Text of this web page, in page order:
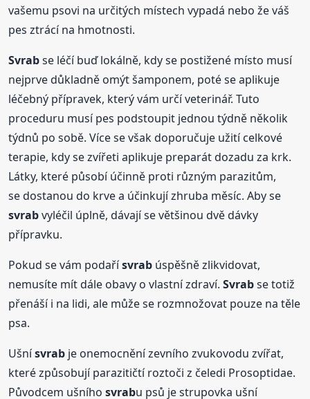
vašemu psovi na určitých místech vypadá nebo že váš
pes ztrácí na hmotnosti.
Svrabse léčí buď lokálně, kdy se postižené místo musí
nejprve důkladně omýt šamponem, poté se aplikuje
léčebný přípravek, který vám určí veterinář. Tuto
proceduru musí pes podstoupit jednou týdně několik
týdnů po sobě. Více se však doporučuje užití celkové
terapie, kdy se zvířeti aplikuje preparát dozadu za krk.
Látky, které působí účinně proti různým parazitům,
se dostanou do krve a účinkují zhruba měsíc. Aby se
svrabvyléčil úplně, dávají se většinou dvě dávky
přípravku.
Pokud se vám podařísvrab úspěšně zlikvidovat,
nemusíte mít dále obavy o vlastní zdraví.Svrabse totiž
přenáší i na lidi, ale může se rozmnožovat pouze na těle
psa.
Ušnísvrab je onemocnění zevního zvukovodu zvířat,
které způsobují parazitičtí roztoči z čeledi Prosoptidae.
Původcem ušníhosvrabu psů je strupovka ušní